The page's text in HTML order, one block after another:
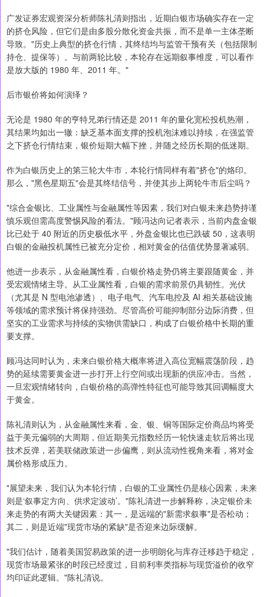
广发证券宏观资深分析师陈礼清则指出，近期白银市场确实存在一定
的挤仓风险，但它们是由多股分散化资金共振，而不是单一主体垄断
导致。"历史上典型的挤仓行情，其终结均与监管干预有关（包括限制
持仓、提保等）。与前两轮比较，本轮存在远期叙事维度，可以看作
是放大版的 1980 年、2011 年。"
后市银价将如何演绎？
无论是 1980 年的亨特兄弟行情还是 2011 年的量化宽松投机热潮，
其结果均如出一辙：缺乏基本面支撑的投机泡沫难以持续，在强监管
之下挤仓行情结束，银价短期大幅下挫，并随之经历长期的低迷期。
作为白银历史上的第三轮大牛市，本轮行情同样有着"挤仓"的烙印。
那么，"黑色星期五"会是其终结信号，并使其步上两轮牛市后尘吗？
"综合金银比、工业属性与金融属性等因素，我们对白银未来趋势持谨
慎乐观但需高度警惕风险的看法。"顾冯达向记者表示，当前内盘金银
比已处于 40 附近的历史极低水平，外盘金银比也已跌破 50，这表明
白银的金融投机属性已被充分定价，相对黄金的估值优势显著减弱。
他进一步表示，从金融属性看，白银价格走势仍将主要跟随黄金，并
受宏观情绪主导。从工业属性看，白银的需求前景仍具韧性。光伏
（尤其是 N 型电池渗透）、电子电气、汽车电控及 AI 相关基础设施
等领域的需求预计将保持强劲。尽管高价可能抑制部分边际消费，但
坚实的工业需求与持续的实物供需缺口，构成了白银价格中长期的重
要支撑。
顾冯达同时认为，未来白银价格大概率将进入高位宽幅震荡阶段，趋
势的延续需要黄金进一步打开上行空间或出现新的供应冲击。当然，
一旦宏观情绪转向，白银价格的高弹性特征也可能导致其回调幅度大
于黄金。
陈礼清则认为，从金融属性来看，金、银、铜等国际定价商品均将受
益于美元偏弱的大周期，但近期美元指数经历一轮快速走软后将出现
技术反弹，若美联储政策进一步偏鹰，则从流动性视角来看，将对金
属价格形成压力。
"展望未来，我们认为本轮行情，白银的工业属性仍是核心因素，未来
则是‘叙事定方向、供求定波动’。"陈礼清进一步解释称，决定银价未
来走势的有两大关键因素：其一，是远端的"新需求叙事"是否松动；
其二，则是近端"现货市场的紧缺"是否迎来边际缓解。
"我们估计，随着美国贸易政策的进一步明朗化与库存迁移趋于稳定，
现货市场最紧张的时段已经度过，目前利率类指标与现货溢价的收窄
均印证此逻辑。"陈礼清说。